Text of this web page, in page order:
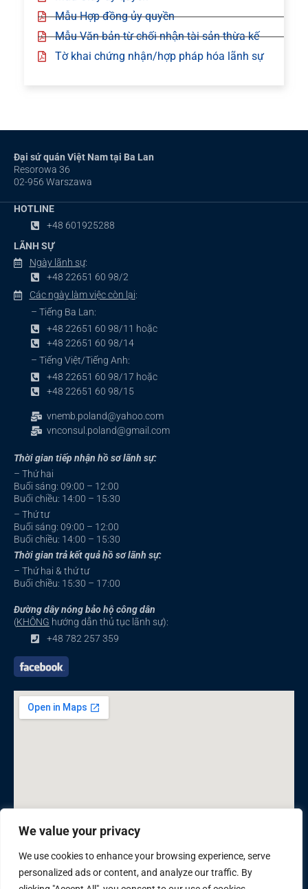
We value your privacy
We use cookies to enhance your browsing experience, serve
personalized ads or content, and analyze our traffic. By
Mẫu Hợp đồng ủy quyền
Mẫu Văn bản từ chối nhận tài sản thừa kế
Tờ khai chứng nhận/hợp pháp hóa lãnh sự
Đại sứ quán Việt Nam tại Ba Lan
Resorowa 36
02-956 Warszawa
HOTLINE
+48 601925288
LÃNH SỰ
Ngày lãnh sự:
+48 22651 60 98/2
Các ngày làm việc còn lại:
– Tiếng Ba Lan:
+48 22651 60 98/11 hoặc
+48 22651 60 98/14
– Tiếng Việt/Tiếng Anh:
+48 22651 60 98/17 hoặc
+48 22651 60 98/15
vnemb.poland@yahoo.com
vnconsul.poland@gmail.com
Thời gian tiếp nhận hồ sơ lãnh sự:
– Thứ hai
Buổi sáng: 09:00 – 12:00
Buổi chiều: 14:00 – 15:30
– Thứ tư
Buổi sáng: 09:00 – 12:00
Buổi chiều: 14:00 – 15:30
Thời gian trả kết quả hồ sơ lãnh sự:
– Thứ hai & thứ tư
Buổi chiều: 15:30 – 17:00
Đường dây nóng bảo hộ công dân
(KHÔNG hướng dẫn thủ tục lãnh sự):
+48 782 257 359